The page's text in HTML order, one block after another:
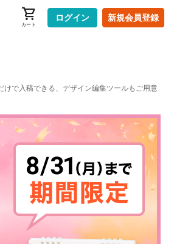
カート
ログイン 新規会員登録
で入稿できる、デザイン編集ツールもご用意